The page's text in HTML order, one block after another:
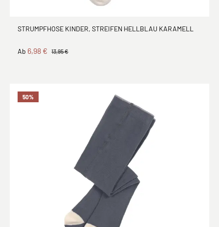
STRUMPFHOSE KINDER, STREIFEN HELLBLAU KARAMELL
Ab 6,98 € 13,95 €
50%